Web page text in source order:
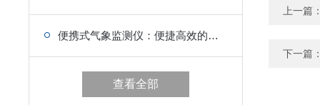
便携式气象监测仪：便捷高效的气象监测方案
查看全部
上一篇
下一篇